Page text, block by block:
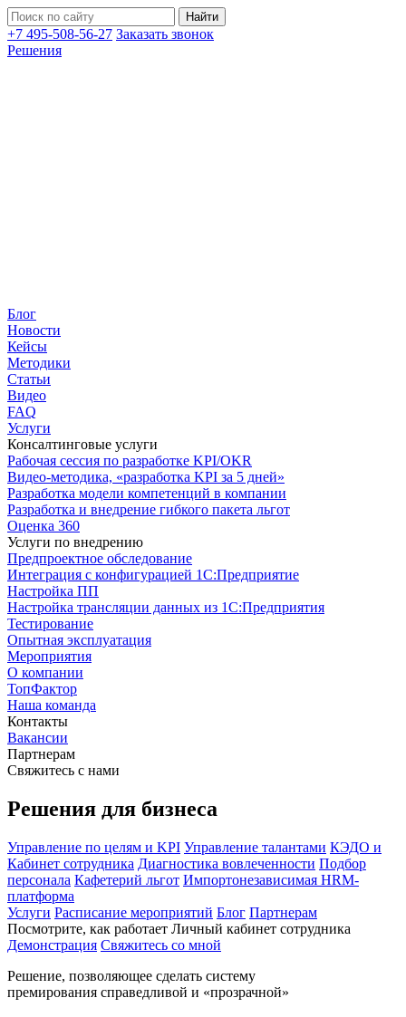
+7 495-508-56-27 Заказать звонок
Решения
Блог
Новости
Кейсы
Методики
Статьи
Видео
FAQ
Услуги
Консалтинговые услуги
Рабочая сессия по разработке KPI/OKR
Видео-методика, «разработка KPI за 5 дней»
Разработка модели компетенций в компании
Разработка и внедрение гибкого пакета льгот
Оценка 360
Услуги по внедрению
Предпроектное обследование
Интеграция с конфигурацией 1С:Предприятие
Настройка ПП
Настройка трансляции данных из 1С:Предприятия
Тестирование
Опытная эксплуатация
Мероприятия
О компании
ТопФактор
Наша команда
Контакты
Вакансии
Партнерам
Свяжитесь с нами
Решения для бизнеса
Управление по целям и KPI Управление талантами КЭДО и
Кабинет сотрудника Диагностика вовлеченности Подбор
персонала Кафетерий льгот Импортонезависимая HRM-
платформа
Услуги Расписание мероприятий Блог Партнерам
Посмотрите, как работает Личный кабинет сотрудника
Демонстрация Свяжитесь со мной
Решение, позволяющее сделать систему
премирования справедливой и «прозрачной»